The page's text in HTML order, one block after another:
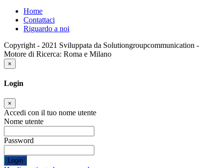
Home
Contattaci
Riguardo a noi
Copyright - 2021 Sviluppata da Solutiongroupcommunication -
Motore di Ricerca: Roma e Milano
×
Login
×
Accedi con il tuo nome utente
Nome utente
Password
Login